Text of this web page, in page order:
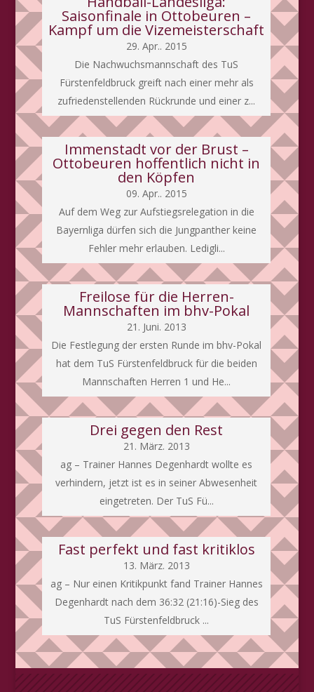
Saisonfinale in Ottobeuren –
Kampf um die Vizemeisterschaft
29. Apr.. 2015
Die Nachwuchsmannschaft des TuS
Fürstenfeldbruck greift nach einer mehr als
zufriedenstellenden Rückrunde und einer z...
Immenstadt vor der Brust –
Ottobeuren hoffentlich nicht in
den Köpfen
09. Apr.. 2015
Auf dem Weg zur Aufstiegsrelegation in die
Bayernliga dürfen sich die Jungpanther keine
Fehler mehr erlauben. Ledigli...
Freilose für die Herren-
Mannschaften im bhv-Pokal
21. Juni. 2013
Die Festlegung der ersten Runde im bhv-Pokal
hat dem TuS Fürstenfeldbruck für die beiden
Mannschaften Herren 1 und He...
Drei gegen den Rest
21. März. 2013
ag – Trainer Hannes Degenhardt wollte es
verhindern, jetzt ist es in seiner Abwesenheit
eingetreten. Der TuS Fü...
Fast perfekt und fast kritiklos
13. März. 2013
ag – Nur einen Kritikpunkt fand Trainer Hannes
Degenhardt nach dem 36:32 (21:16)-Sieg des
TuS Fürstenfeldbruck ...